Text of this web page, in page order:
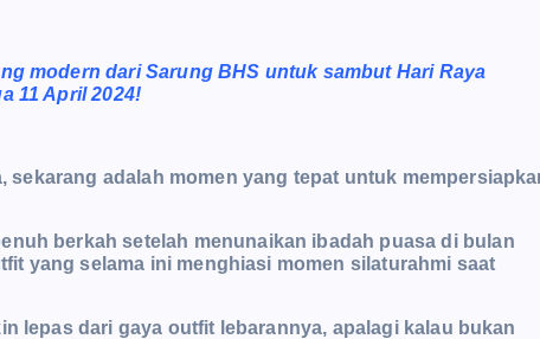
modern dari Sarung BHS untuk sambut Hari Raya
11 April 2024!
adalah momen yang tepat untuk
berkah setelah menunaikan ibadah puasa di bulan
yang selama ini menghiasi momen silaturahmi saat
lepas dari gaya outfit lebarannya, apalagi kalau bukan